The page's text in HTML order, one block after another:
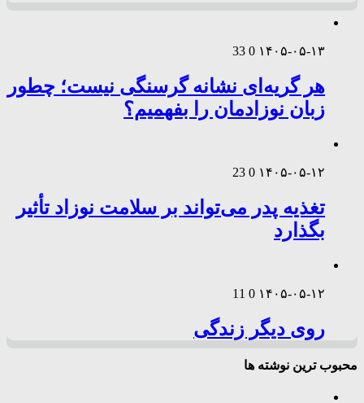
۱۴۰۵-۰۵-۱۳ 0
33
هر گریه‌ای نشانه گرسنگی نیست؛ چطور
زبان نوزادمان را بفهمیم؟
۱۴۰۵-۰۵-۱۲ 0
23
تغذیه پدر می‌تواند بر سلامت نوزاد تأثیر
بگذارد
۱۴۰۵-۰۵-۱۲ 0
11
روی دیگر زندگی
محبوب ترین نوشته ها